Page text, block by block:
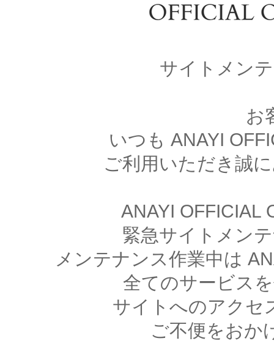
サイトメン
お
いつも ANAYI
ご利用いただき誠
ANAYI OFFICIAL
緊急サイトメン
メンテナンス作業中は
全てのサービス
サイトへのアクセ
ご不便をおか